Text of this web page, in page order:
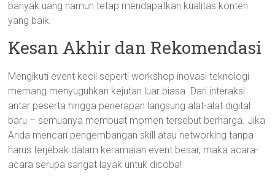
banyak uang namun tetap mendapatkan kualitas konten
yang baik.
Kesan Akhir dan Rekomendasi
Mengikuti event kecil seperti workshop inovasi teknologi
memang menyuguhkan kejutan luar biasa. Dari interaksi
antar peserta hingga penerapan langsung alat-alat digital
baru – semuanya membuat momen tersebut berharga. Jika
Anda mencari pengembangan skill atau networking tanpa
harus terjebak dalam keramaian event besar, maka acara-
acara serupa sangat layak untuk dicoba!